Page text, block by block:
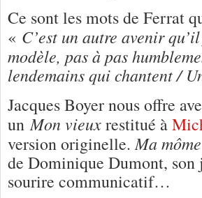
Ce sont les mots de Ferrat
« C’est un autre avenir
modèle, pas à pas
lendemains qui chantent /
Jacques Boyer nous offre
unMon vieuxrestitué à
version originelle.Ma môme
de Dominique Dumont,
sourire communicatif…